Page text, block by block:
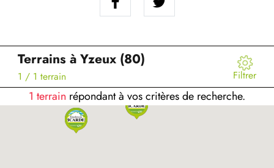
Terrains à Yzeux (80)
1 / 1 terrain Filtrer
1 terrain répondant à vos critères de recherche.